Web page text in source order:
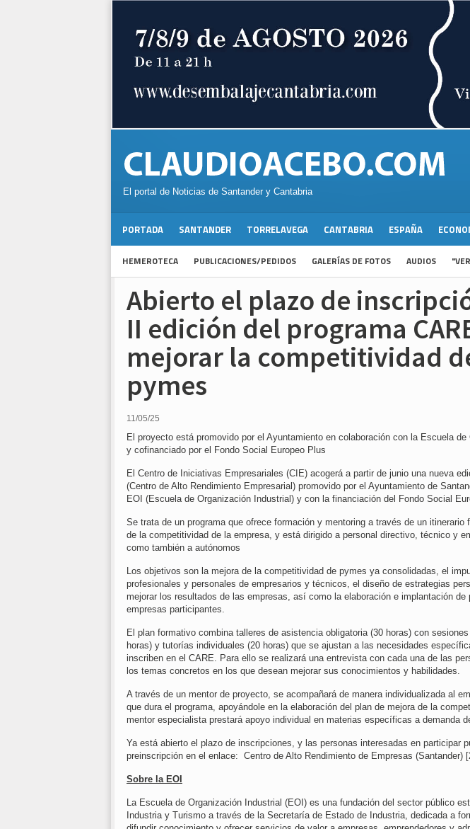
El portal de Noticias de Santander y Cantabria
PORTADA SANTANDER TORRELAVEGA CANTABRIA ESPAÑA
HEMEROTECA PUBLICACIONES/PEDIDOS GALERÍAS DE FOTOS AUDIOS
Abierto el plazo de
II edición del programa
mejorar la competitividad
pymes
11/05/25
El proyecto está promovido por el Ayuntamiento en colaboración con la Escuela
y cofinanciado por el Fondo Social Europeo Plus
El Centro de Iniciativas Empresariales (CIE) acogerá a partir de junio una nueva
(Centro de Alto Rendimiento Empresarial) promovido por el Ayuntamiento de
EOI (Escuela de Organización Industrial) y con la financiación del Fondo Social
Se trata de un programa que ofrece formación y mentoring a través de un itinerario
de la competitividad de la empresa, y está dirigido a personal directivo, técnico y
como también a autónomos
Los objetivos son la mejora de la competitividad de pymes ya consolidadas, el
profesionales y personales de empresarios y técnicos, el diseño de estrategias
mejorar los resultados de las empresas, así como la elaboración e implantación de
empresas participantes.
El plan formativo combina talleres de asistencia obligatoria (30 horas) con
horas) y tutorías individuales (20 horas) que se ajustan a las necesidades
inscriben en el CARE. Para ello se realizará una entrevista con cada una de las
los temas concretos en los que desean mejorar sus conocimientos y habilidades.
A través de un mentor de proyecto, se acompañará de manera individualizada al
que dura el programa, apoyándole en la elaboración del plan de mejora de la
mentor especialista prestará apoyo individual en materias específicas a demanda
Ya está abierto el plazo de inscripciones, y las personas interesadas en participar
preinscripción en el enlace: Centro de Alto Rendimiento de Empresas (Santander)
Sobre la EOI
La Escuela de Organización Industrial (EOI) es una fundación del sector público
Industria y Turismo a través de la Secretaría de Estado de Industria, dedicada a